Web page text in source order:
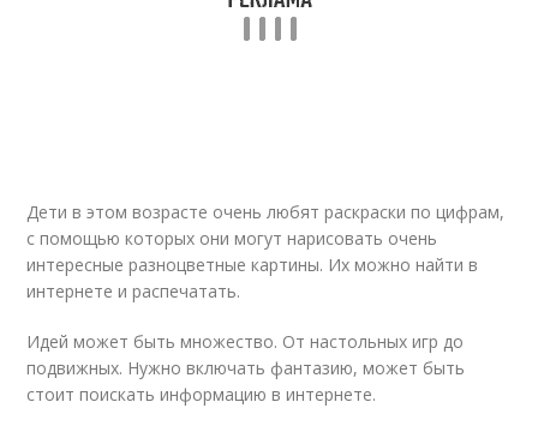
Дети в этом возрасте очень любят раскраски по цифрам,
с помощью которых они могут нарисовать очень
интересные разноцветные картины. Их можно найти в
интернете и распечатать.
Идей может быть множество. От настольных игр до
подвижных. Нужно включать фантазию, может быть
стоит поискать информацию в интернете.